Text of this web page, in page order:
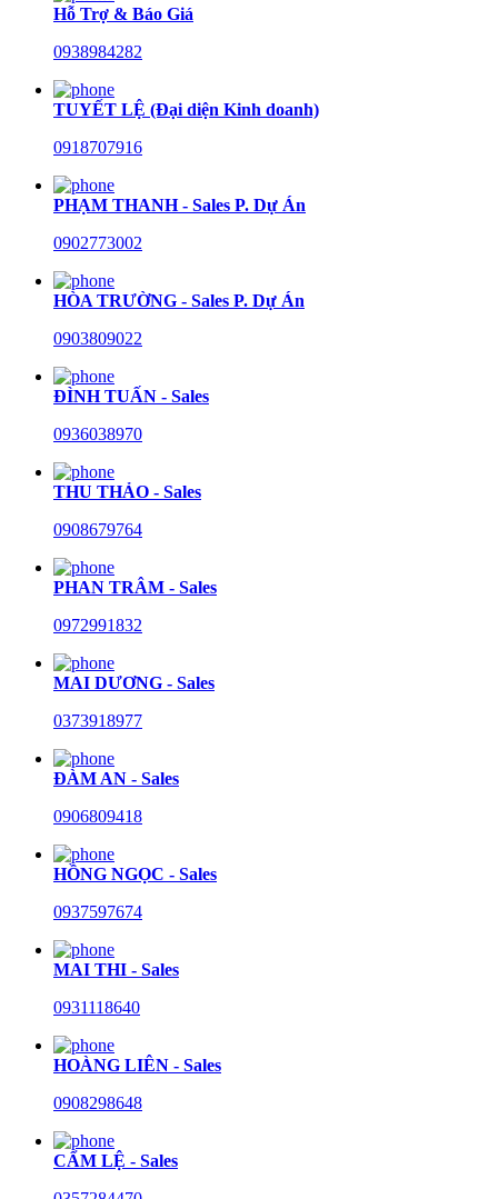
Hỗ Trợ & Báo Giá
0938984282
TUYẾT LỆ (Đại diện Kinh doanh)
0918707916
PHẠM THANH - Sales P. Dự Án
0902773002
HÒA TRƯỜNG - Sales P. Dự Án
0903809022
ĐÌNH TUẤN - Sales
0936038970
THU THẢO - Sales
0908679764
PHAN TRÂM - Sales
0972991832
MAI DƯƠNG - Sales
0373918977
ĐÀM AN - Sales
0906809418
HỒNG NGỌC - Sales
0937597674
MAI THI - Sales
0931118640
HOÀNG LIÊN - Sales
0908298648
CẨM LỆ - Sales